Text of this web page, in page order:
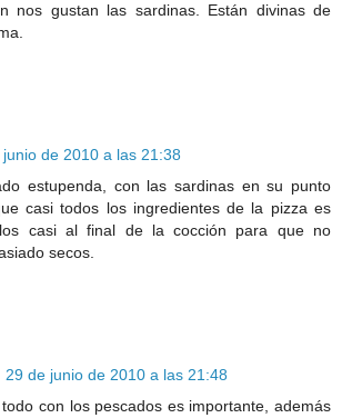
nos gustan las sardinas. Están divinas de
junio de 2010 a las 21:38
estupenda, con las sardinas en su punto
casi todos los ingredientes de la pizza es
casi al final de la cocción para que no
secos.
29 de junio de 2010 a las 21:48
con los pescados es importante, además